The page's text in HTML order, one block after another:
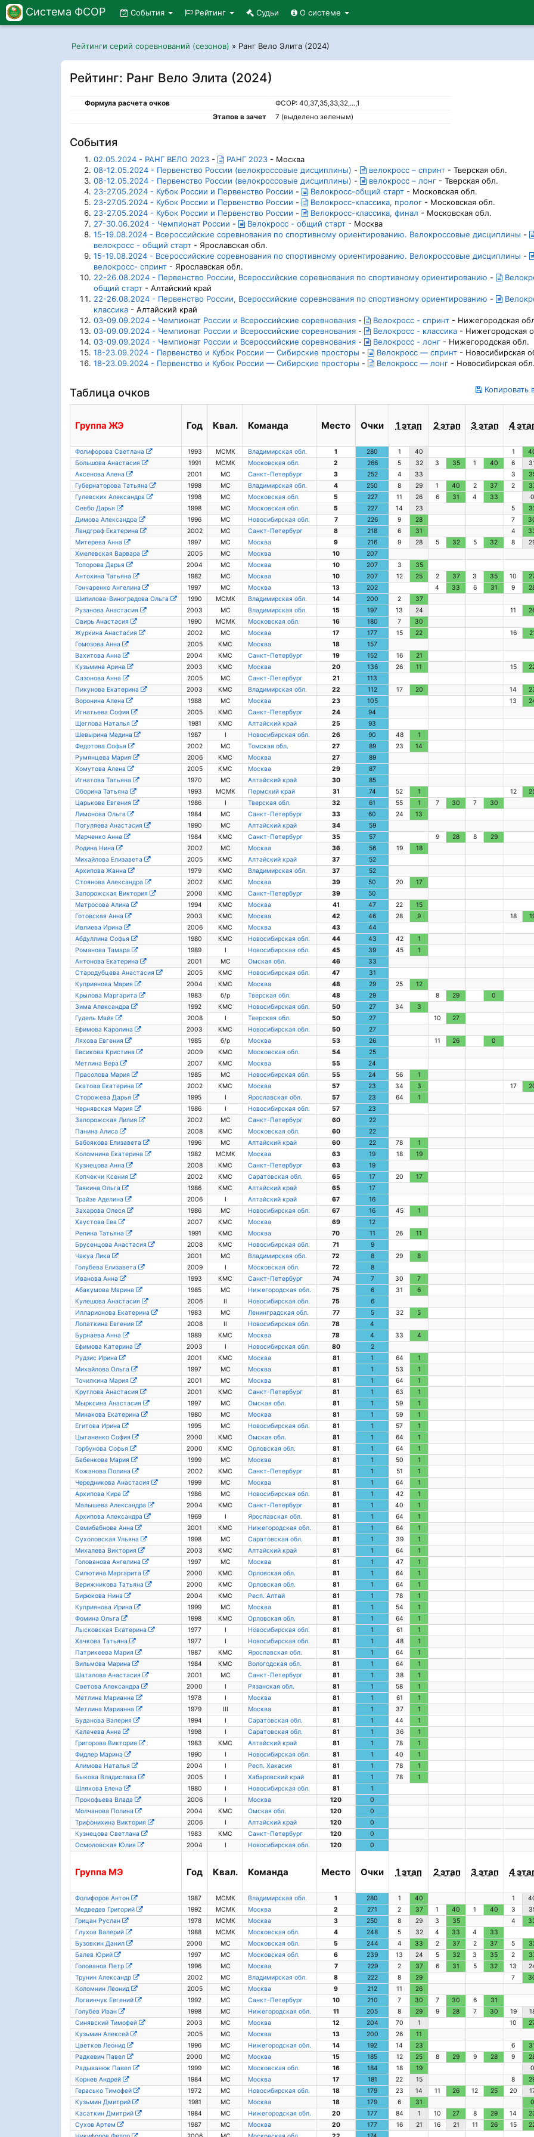
Система ФСОР События Рейтинг Судьи О системе
Рейтинги серий соревнований (сезонов) » Ранг Вело Элита (2024)
Рейтинг: Ранг Вело Элита (2024)
Формула расчета очков
ФСОР: 40,37,35,33,32,...,1
Этапов в зачет
7 (выделено зеленым)
События
02.05.2024 - РАНГ ВЕЛО 2023 - РАНГ 2023 - Москва
08-12.05.2024 - Первенство России (велокроссовые дисциплины) - велокросс – спринт - Тверская обл.
08-12.05.2024 - Первенство России (велокроссовые дисциплины) - велокросс – лонг - Тверская обл.
23-27.05.2024 - Кубок России и Первенство России - Велокросс-общий старт - Московская обл.
23-27.05.2024 - Кубок России и Первенство России - Велокросс-классика, пролог - Московская обл.
23-27.05.2024 - Кубок России и Первенство России - Велокросс-классика, финал - Московская обл.
27-30.06.2024 - Чемпионат России - Велокросс - общий старт - Москва
15-19.08.2024 - Всероссийские соревнования по спортивному ориентированию. Велокроссовые дисциплины -
велокросс - общий старт - Ярославская обл.
15-19.08.2024 - Всероссийские соревнования по спортивному ориентированию. Велокроссовые дисциплины -
велокросс- спринт - Ярославская обл.
22-26.08.2024 - Первенство России, Всероссийские соревнования по спортивному ориентированию -
общий старт - Алтайский край
22-26.08.2024 - Первенство России, Всероссийские соревнования по спортивному ориентированию -
классика - Алтайский край
03-09.09.2024 - Чемпионат России и Всероссийские соревнования - Велокросс - спринт - Нижегородская
03-09.09.2024 - Чемпионат России и Всероссийские соревнования - Велокросс - классика - Нижегородская
03-09.09.2024 - Чемпионат России и Всероссийские соревнования - Велокросс - лонг - Нижегородская обл.
18-23.09.2024 - Первенство и Кубок России — Сибирские просторы - Велокросс — спринт - Новосибирская
18-23.09.2024 - Первенство и Кубок России — Сибирские просторы - Велокросс — лонг - Новосибирская
Таблица очков Копировать
Группа ЖЭ Год Квал. Команда Место Очки 1 этап 2 этап 3 этап 4
Фолифорова Светлана 1993 МСМК Владимирская обл. 1 280 1 40 1
Большова Анастасия
1991 МСМК Московская обл. 2 266 5 32 3 35 1 40 6
Аксенова Алена
2001 МС Санкт-Петербург 3 252 4 33 3
Губернаторова Татьяна
1998 МС Владимирская обл. 4 250 8 29 1 40 2 37 2
Гулевских Александра
1998 МС Московская обл. 5 227 11 26 6 31 4 33
0
Севбо Дарья
1998 МС Московская обл. 5 227 14 23 5
Димова Александра
1996 МС Новосибирская обл. 7 226 9 28 7
Ландграф Екатерина
2002 МС Санкт-Петербург 8 218 6 31 4
Митерева Анна
1997 МС Москва 9 216 9 28 5 32 5 32 8
Хмелевская Варвара
2005 МС Москва 10
207
Топорова Дарья
2004 МС Москва 10 207 3
35
Антохина Татьяна
1982 МС Москва 10 207 12 25 2 37 3 35 10
Гончаренко Ангелина
1997 МС Москва 13 202 4 33 6 31 9
Шипилова-Виноградова Ольга
1990 МСМК Владимирская обл. 14 200 2
37
Рузанова Анастасия
2003 МС Владимирская обл. 15 197 13 24 11
Свирь Анастасия
1990 МСМК Московская обл. 16 180 7
30
Журкина Анастасия
2002 МС Москва 17 177 15 22 16
Гомозова Анна
2005 КМС Москва 18
157
Вахитова Анна
2004 КМС Санкт-Петербург 19 152 16
21
Кузьмина Арина
2003 КМС Москва 20 136 26 11 15
Сазонова Анна
2005 МС Санкт-Петербург 21
113
Пикунова Екатерина
2003 КМС Владимирская обл. 22 112 17 20 14
Воронина Алена
1988 МС Москва 23 105 13
Игнатьева София
2005 КМС Санкт-Петербург 24
94
Щеглова Наталья
1981 КМС Алтайский край 25
93
Шевырина Мадина
1987 I Новосибирская обл. 26 90 48
1
Федотова Софья
2002 МС Томская обл. 27 89 23
14
Румянцева Мария
2006 КМС Москва 27
89
Хомутова Алена
2005 КМС Москва 29
87
Игнатова Татьяна
1970 МС Алтайский край 30
85
Оборина Татьяна
1993 МСМК Пермский край 31 74 52 1 12
Царькова Евгения
1986 I Тверская обл. 32 61 55 1 7 30 7
30
Лимонова Ольга
1984 МС Санкт-Петербург 33 60 24
13
Погуляева Анастасия
1990 МС Алтайский край 34
59
Марченко Анна
1984 КМС Санкт-Петербург 35 57 9 28 8
29
Родина Нина
2002 МС Москва 36 56 19
18
Михайлова Елизавета
2005 КМС Алтайский край 37
52
Архипова Жанна
1979 КМС Владимирская обл. 37
52
Стоянова Александра
2002 КМС Москва 39 50 20
17
Запорожская Виктория
2000 КМС Санкт-Петербург 39
50
Матросова Алина
1994 КМС Москва 41 47 22
15
Готовская Анна
2003 КМС Москва 42 46 28 9 18
Ивлиева Ирина
2006 КМС Москва 43
44
Абдуллина Софья
1980 КМС Новосибирская обл. 44 43 42
1
Романова Тамара
1989 I Новосибирская обл. 45 39 45
1
Антонова Екатерина
2001 МС Омская обл. 46
33
Стародубцева Анастасия
2005 КМС Новосибирская обл. 47
31
Куприянова Мария
2004 КМС Москва 48 29 25
12
Крылова Маргарита
1983 б/р Тверская обл. 48 29 8 29
0
Зима Александра
1992 КМС Новосибирская обл. 50 27 34
3
Гудель Майя
2008 I Тверская обл. 50 27 10
27
Ефимова Каролина
2003 КМС Новосибирская обл. 50
27
Ляхова Евгения
1985 б/р Москва 53 26 11 26
0
Евсикова Кристина
2009 КМС Московская обл. 54
25
Метлина Вера
2007 КМС Москва 55
24
Прасолова Мария
1985 МС Новосибирская обл. 55 24 56
1
Екатова Екатерина
2002 КМС Москва 57 23 34 3 17
Сторожева Дарья
1995 I Ярославская обл. 57 23 64
1
Чернявская Мария
1986 I Новосибирская обл. 57
23
Запорожская Лилия
2002 МС Санкт-Петербург 60
22
Панина Алиса
2008 КМС Московская обл. 60
22
Бабоякова Елизавета
1996 МС Алтайский край 60 22 78
1
Коломнина Екатерина
1982 МСМК Москва 63 19 18
19
Кузнецова Анна
2008 КМС Санкт-Петербург 63
19
Копчекчи Ксения
2002 КМС Саратовская обл. 65 17 20
17
Таякина Ольга
1986 КМС Алтайский край 65
17
Трайзе Аделина
2006 I Алтайский край 67
16
Захарова Олеся
1986 МС Новосибирская обл. 67 16 45
1
Хаустова Ева
2007 КМС Москва 69
12
Репина Татьяна
1991 КМС Москва 70 11 26
11
Брусенцова Анастасия
2008 КМС Новосибирская обл. 71
9
Чакуа Лика
2001 МС Владимирская обл. 72 8 29
8
Голубева Елизавета
2009 I Московская обл. 72
8
Иванова Анна
1993 КМС Санкт-Петербург 74 7 30
7
Абакумова Марина
1985 МС Нижегородская обл. 75 6 31
6
Кулешова Анастасия
2006 II Новосибирская обл. 75
6
Илларионова Екатерина
1983 МС Ленинградская обл. 77 5 32
5
Лопаткина Евгения
2008 II Новосибирская обл. 78
4
Бурнаева Анна
1989 КМС Москва 78 4 33
4
Ефимова Катерина
2003 I Новосибирская обл. 80
2
Рудзис Ирина
2001 КМС Москва 81 1 64
1
Михайлова Ольга
1997 МС Москва 81 1 53
1
Точилкина Мария
2001 МС Москва 81 1 64
1
Круглова Анастасия
2001 КМС Санкт-Петербург 81 1 63
1
Мырксина Анастасия
1997 МС Омская обл. 81 1 59
1
Минакова Екатерина
1980 МС Москва 81 1 59
1
Егитова Ирина
1995 МС Новосибирская обл. 81 1 57
1
Цыганенко София
2000 КМС Омская обл. 81 1 64
1
Горбунова Софья
2000 КМС Орловская обл. 81 1 64
1
Бабенкова Мария
1999 МС Москва 81 1 50
1
Кожанова Полина
2002 КМС Санкт-Петербург 81 1 51
1
Чередникова Анастасия
1999 МС Москва 81 1 64
1
Архипова Кира
1986 МС Новосибирская обл. 81 1 42
1
Малышева Александра
2004 КМС Санкт-Петербург 81 1 40
1
Архипова Александра
1969 I Ярославская обл. 81 1 64
1
Семибабнова Анна
2001 КМС Нижегородская обл. 81 1 64
1
Сухоловская Ульяна
1998 МС Саратовская обл. 81 1 39
1
Михалева Виктория
2003 КМС Алтайский край 81 1 64
1
Голованова Ангелина
1997 МС Москва 81 1 47
1
Силютина Маргарита
2000 КМС Орловская обл. 81 1 64
1
Верижникова Татьяна
2000 КМС Орловская обл. 81 1 64
1
Бирюкова Нина
2004 КМС Респ. Алтай 81 1 78
1
Куприянова Ирина
1999 МС Москва 81 1 54
1
Фомина Ольга
1998 КМС Орловская обл. 81 1 64
1
Лысковская Екатерина
1977 I Новосибирская обл. 81 1 61
1
Хачкова Татьяна
1977 I Новосибирская обл. 81 1 48
1
Патрикеева Мария
1987 КМС Ярославская обл. 81 1 64
1
Вильмова Марина
1984 КМС Вологодская обл. 81 1 64
1
Шаталова Анастасия
2001 МС Санкт-Петербург 81 1 38
1
Светова Александра
2000 I Рязанская обл. 81 1 58
1
Метлина Марианна
1978 I Москва 81 1 61
1
Метлина Марианна
1979 III Москва 81 1 37
1
Буданова Валерия
1994 I Саратовская обл. 81 1 44
1
Калачева Анна
1998 I Саратовская обл. 81 1 36
1
Григорова Виктория
1983 КМС Алтайский край 81 1 78
1
Фидлер Марина
1990 I Новосибирская обл. 81 1 40
1
Алимова Наталья
2004 I Респ. Хакасия 81 1 78
1
Быкова Владислава
2005 I Хабаровский край 81 1 78
1
Шляхова Елена
1980 I Новосибирская обл. 81
1
Прокофьева Влада
2006 I Москва 120
0
Молчанова Полина
2004 КМС Омская обл. 120
0
Трифонихина Виктория
2006 I Алтайский край 120
0
Кузнецова Светлана
1983 КМС Санкт-Петербург 120
0
Осмоловская Юлия
2004 I Новосибирская обл. 120 0
Группа МЭ Год Квал. Команда Место Очки 1 этап 2 этап 3 этап 4
Фолифоров Антон 1987 МСМК Владимирская обл. 1 280 1 40 1
Медведев Григорий
1992 МСМК Москва 2 271 2 37 1 40 1 40 3
Грицан Руслан
1978 МСМК Москва 3 250 8 29 3 35 4
Глухов Валерий
1988 МСМК Московская обл. 4 248 5 32 4 33 4
33
Бузовкин Данил
2000 МС Московская обл. 5 244 4 33 2 37 2 37 5
Балев Юрий
1997 МС Московская обл. 6 239 13 24 5 32 3 35 2
Голованов Петр
1996 МС Москва 7 229 2 37 6 31 5 32 13
Трунин Александр
2002 МС Владимирская обл. 8 222 8 29 7
Коломнин Леонид
2005 МС Москва 9 212 11
26
Логвинчук Евгений
1992 МС Санкт-Петербург 10 210 7 30 7 30 6
31
Голубев Иван
1998 МС Нижегородская обл. 11 205 8 29 9 28 7 30 19
Синявский Тимофей
2003 МС Москва 12 204 70 1 10
Кузьмин Алексей
2005 МС Москва 13 200 26
11
Цветков Леонид
1996 МС Нижегородская обл. 14 192 14 23 6
Радкевич Павел
2000 МС Москва 15 185 12 25 8 29 9 28 9
Радыванюк Павел
1999 МС Московская обл. 16 184 18 19
0
Корнев Андрей
1984 МС Москва 17 181 22 15 8
Герасько Тимофей
1972 МС Новосибирская обл. 18 179 23 14 11 26 12 25 20
Кузьмин Дмитрий
1981 МС Москва 18 179 6 31
0
Касаткин Дмитрий
1984 МС Нижегородская обл. 20 177 84 1 10 27 8 29 14
Сухов Артем
1987 МС Москва 20 177 16 21 16 21 11 26 15